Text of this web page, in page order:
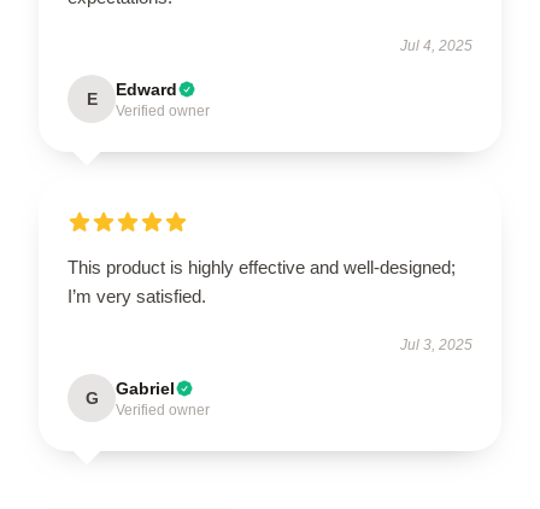
Jul 4, 2025
E Edward
Verified owner
This product is highly effective and well-designed;
I’m very satisfied.
Jul 3, 2025
G Gabriel
Verified owner